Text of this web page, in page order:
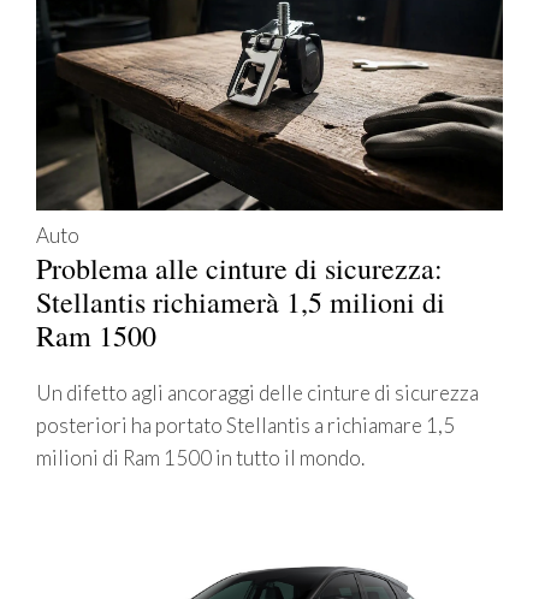
Auto
Problema alle cinture di sicurezza:
Stellantis richiamerà 1,5 milioni di
Ram 1500
Un difetto agli ancoraggi delle cinture di sicurezza
posteriori ha portato Stellantis a richiamare 1,5
milioni di Ram 1500 in tutto il mondo.